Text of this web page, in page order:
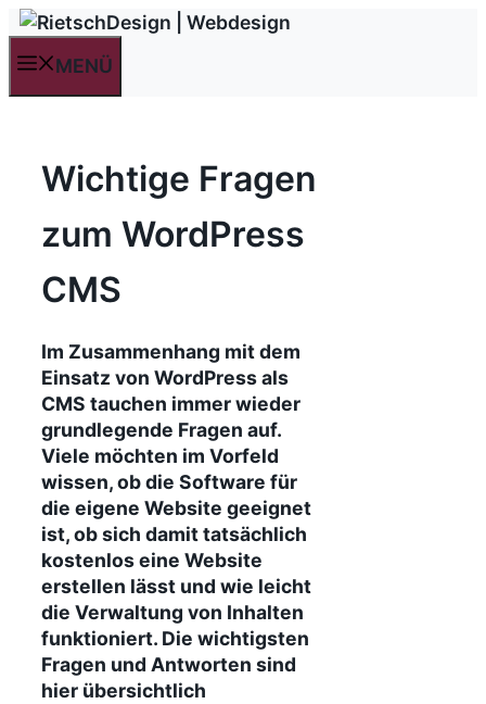
Zum
springenMENÜ
Wichtige Fragen
zum WordPress
CMS
Im Zusammenhang mit dem
Einsatz von WordPress als
CMS tauchen immer wieder
grundlegende Fragen auf.
Viele möchten im Vorfeld
wissen, ob die Software für
die eigene Website geeignet
ist, ob sich damit tatsächlich
kostenlos eine Website
erstellen lässt und wie leicht
die Verwaltung von Inhalten
funktioniert. Die wichtigsten
Fragen und Antworten sind
hier übersichtlich